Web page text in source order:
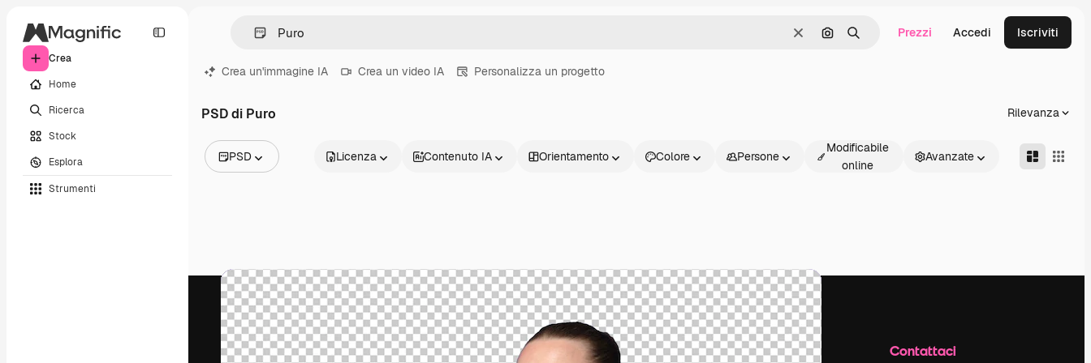
Crea
Home
Ricerca
Stock
Esplora
Strumenti
CancellaCerca per immagine
Ricerca Prezzi Accedi Iscriviti
Crea un'immagine IA Crea un video IA Personalizza un progetto
PSD di Puro Rilevanza
PSD
Video
Clip video
Motion graphic
Modelli di video
Icone
Modelli 3D
Font
Licenza Contenuto IA Orientamento Colore Persone
Modificabile
online
Avanzate
Prodotti Inizia Azienda Contattaci